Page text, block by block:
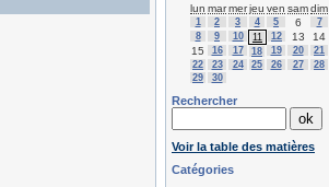
lun marmerjeu ven samdim
1 2 3 4 5 6
7
8
9 10 11 12 13
14
15
16 17 18 19 20
21
22
23 24 25 26 27
28
29
30
Rechercher
Voir la table des matières
Catégories